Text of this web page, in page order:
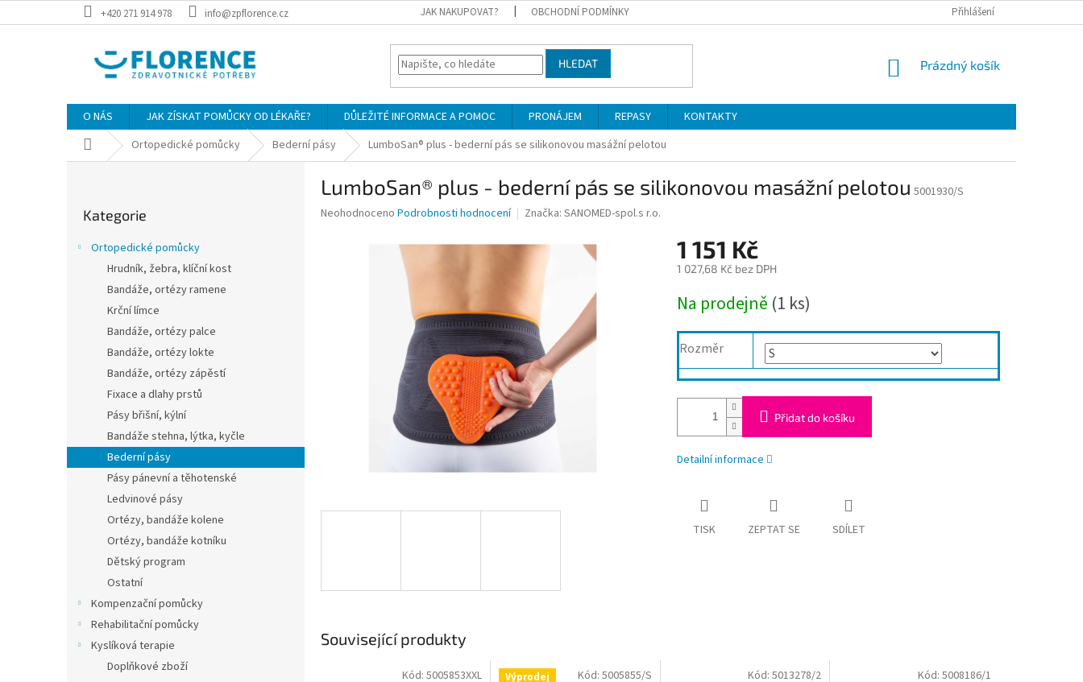
na
+420 271 914 978 info@zpflorence.cz JAK NAKUPOVAT? OBCHODNÍ PODMÍNKY Přihlášení
HLEDAT
NÁKUPNÍ
Prázdný košík
O NÁS JAK ZÍSKAT POMŮCKY OD LÉKAŘE? DŮLEŽITÉ INFORMACE A POMOC PRONÁJEM REPASY
KONTAKTY
Domů Ortopedické pomůcky Bederní pásy LumboSan® plus - bederní pás se silikonovou masážní pelotou
kategorie
Kategorie
Ortopedické pomůcky
Hrudník, žebra, klíční kost
Bandáže, ortézy ramene
Krční límce
Bandáže, ortézy palce
Bandáže, ortézy lokte
Bandáže, ortézy zápěstí
Fixace a dlahy prstů
Pásy břišní, kýlní
Bandáže stehna, lýtka, kyčle
Bederní pásy
Pásy pánevní a těhotenské
Ledvinové pásy
Ortézy, bandáže kolene
Ortézy, bandáže kotníku
Dětský program
Ostatní
Kompenzační pomůcky
Rehabilitační pomůcky
Kyslíková terapie
Doplňkové zboží
LumboSan® plus - bederní pás se silikonovou masážní pelotou 5001930/S
Průměrné
Neohodnoceno Podrobnosti hodnocení Značka: SANOMED-spol.s r.o.
1 151 Kč
1 027,68 Kč bez DPH
cena:
Na prodejně (1 ks)
Rozměr
Přidat do košíku
Detailní informace
TISK ZEPTAT SE SDÍLET
Související produkty
Kód: 5005853XXL Výprodej Kód: 5005855/S Kód:5013278/2 Kód: 5008186/1